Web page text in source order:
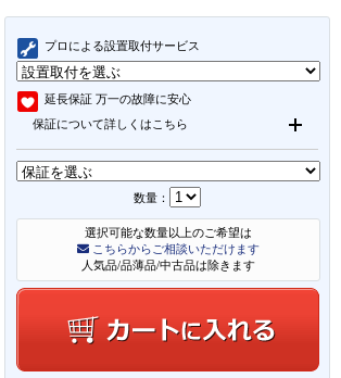
プロによる設置取付サービス
延長保証 万一の故障に安心
保証について詳しくはこちら
数量：
選択可能な数量以上のご希望は
こちらからご相談いただけます
人気品/品薄品/中古品は除きます